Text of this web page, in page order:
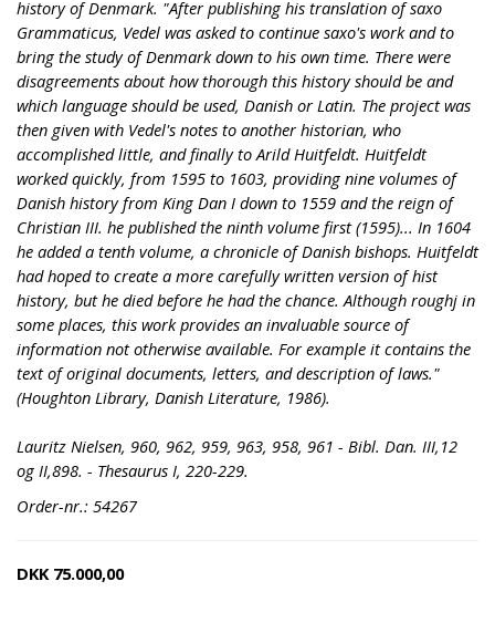
history of Denmark. "After publishing his translation of saxo
Grammaticus, Vedel was asked to continue saxo's work and to
bring the study of Denmark down to his own time. There were
disagreements about how thorough this history should be and
which language should be used, Danish or Latin. The project was
then given with Vedel's notes to another historian, who
accomplished little, and finally to Arild Huitfeldt. Huitfeldt
worked quickly, from 1595 to 1603, providing nine volumes of
Danish history from King Dan I down to 1559 and the reign of
Christian III. he published the ninth volume first (1595)... In 1604
he added a tenth volume, a chronicle of Danish bishops. Huitfeldt
had hoped to create a more carefully written version of hist
history, but he died before he had the chance. Although roughj in
some places, this work provides an invaluable source of
information not otherwise available. For example it contains the
text of original documents, letters, and description of laws."
(Houghton Library, Danish Literature, 1986).
Lauritz Nielsen, 960, 962, 959, 963, 958, 961 - Bibl. Dan. III,12
og II,898. - Thesaurus I, 220-229.
Order-nr.: 54267
DKK 75.000,00